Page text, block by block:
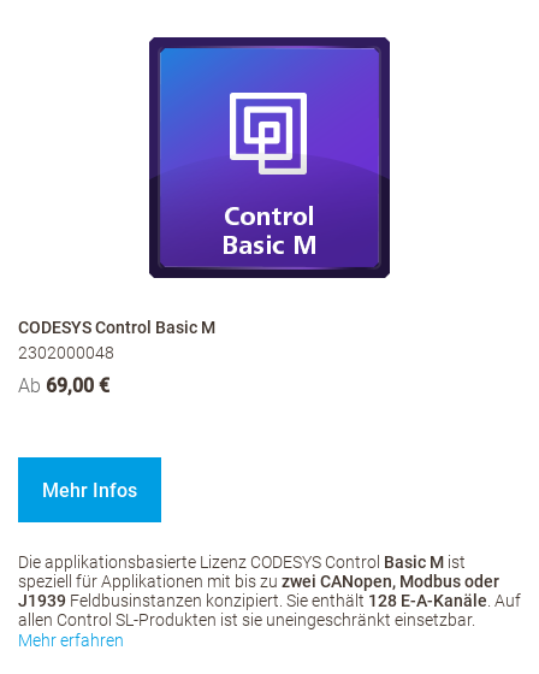
CODESYS Control Basic M
2302000048
Ab 69,00 €
Mehr Infos
Die applikationsbasierte Lizenz CODESYS Control Basic M ist
speziell für Applikationen mit bis zu zwei CANopen, Modbus oder
J1939 Feldbusinstanzen konzipiert. Sie enthält 128 E-A-Kanäle . Auf
allen Control SL-Produkten ist sie uneingeschränkt einsetzbar.
Mehr erfahren